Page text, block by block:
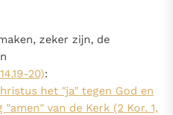
zeker zijn, de
20):
het "ja" tegen God en
"amen" van de Kerk (2 Kor. 1,